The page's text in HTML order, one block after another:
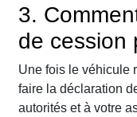
3.
de cession
Une fois le véhicule
faire la déclaration
autorités et à votre